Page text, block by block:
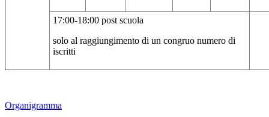
17:00-18:00 post scuola
solo al raggiungimento di un congruo numero di
iscritti
Organigramma